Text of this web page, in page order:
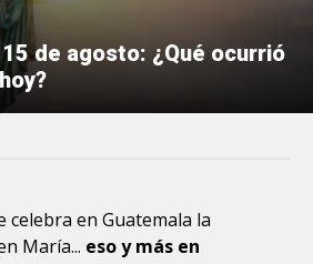
de agosto: ¿Qué ocurrió
celebra en Guatemala la
María... eso y más en